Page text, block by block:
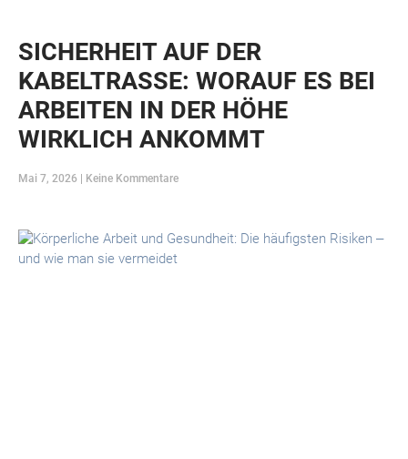
SICHERHEIT AUF DER
KABELTRASSE: WORAUF ES BEI
ARBEITEN IN DER HÖHE
WIRKLICH ANKOMMT
Mai 7, 2026 Keine Kommentare